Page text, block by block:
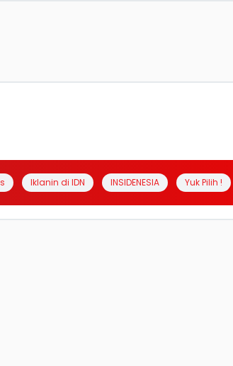
Iklanin di IDN INSIDENESIA Yuk Pilih !